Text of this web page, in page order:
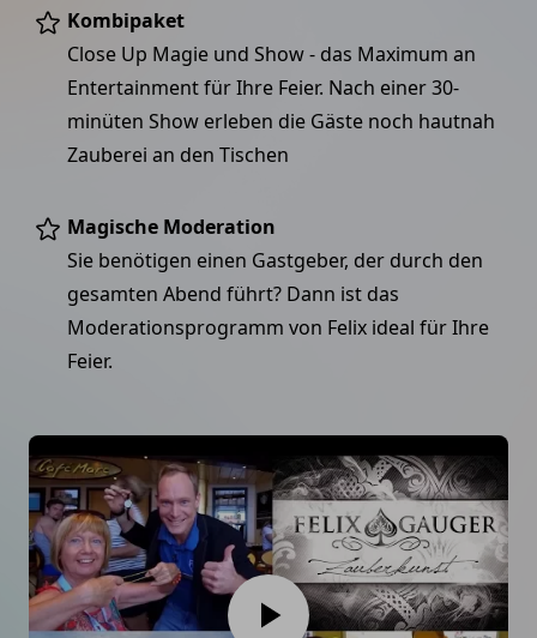
Kombipaket
Close Up Magie und Show - das Maximum an
Entertainment für Ihre Feier. Nach einer 30-
minüten Show erleben die Gäste noch hautnah
Zauberei an den Tischen
Magische Moderation
Sie benötigen einen Gastgeber, der durch den
gesamten Abend führt? Dann ist das
Moderationsprogramm von Felix ideal für Ihre
Feier.